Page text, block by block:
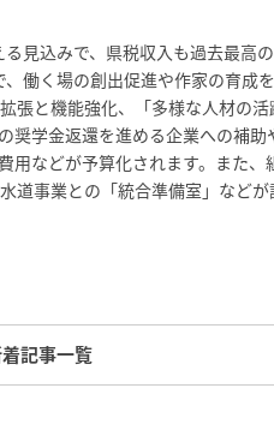
見込みで、県税収入も過去最高
働く場の創出促進や作家の育成
張と機能強化、「多様な人材の
奨学金返還を進める企業への補
などが予算化されます。また
事業との「統合準備室」などが
記事一覧